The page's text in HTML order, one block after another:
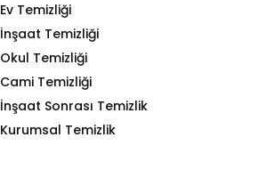
Ev Temizliği
İnşaat Temizliği
Okul Temizliği
Cami Temizliği
İnşaat Sonrası Temizlik
Kurumsal Temizlik